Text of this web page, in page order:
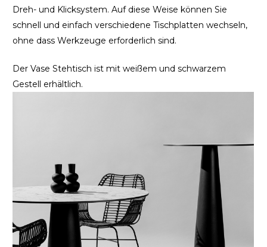
Dreh- und Klicksystem. Auf diese Weise können Sie
schnell und einfach verschiedene Tischplatten wechseln,
ohne dass Werkzeuge erforderlich sind.
Der Vase Stehtisch ist mit weißem und schwarzem
Gestell erhältlich.